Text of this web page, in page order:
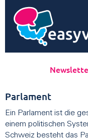
Parlament
Ein Parlament ist die
einem politischen
Schweiz besteht das